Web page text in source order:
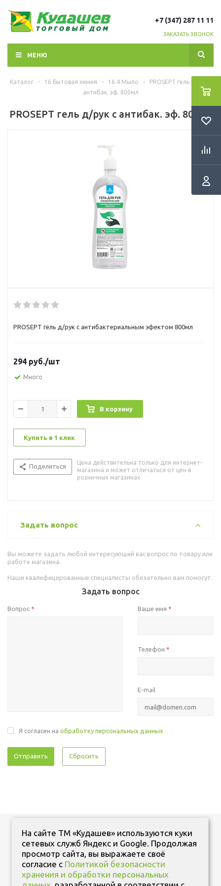
+7 (347) 287 11 11
ЗАКАЗАТЬ ЗВОНОК
МЕНЮ
Каталог - 16 Бытовая химия - 16.4 Мыло -
PROSEPT гель д/рук с
антибак. эф. 800мл
PROSEPT гель д/рук с антибак. эф. 800мл
PROSEPT гель д/рук с антибактериальным эфектом 800мл
294 руб./шт
Много
В корзину
Купить в 1 клик
Поделиться
Цена действительна только для интернет-
магазина и может отличаться от цен в
розничных магазинах
Задать вопрос
Вы можете задать любой интересующий вас вопрос по товару или
работе магазина.
Наши квалифицированные специалисты обязательно вам помогут.
Задать вопрос
Вопрос * Ваше имя *
Телефон *
E-mail
Я согласен на обработку персональных данных
Сбросить
+7 (347) 287 11 11
На сайте ТМ «Кудашев» используются куки
сетевых служб Яндекс и Google. Продолжая
просмотр сайта, вы выражаете своё
согласие с Политикой безопасности
хранения и обработки персональных